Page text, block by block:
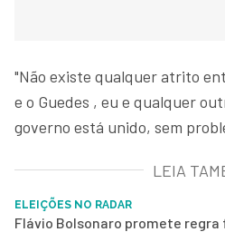
"Não existe qualquer atrito
e o Guedes , eu e qualquer
governo está unido, sem
LEIA
ELEIÇÕES NO RADAR
Flávio Bolsonaro promete